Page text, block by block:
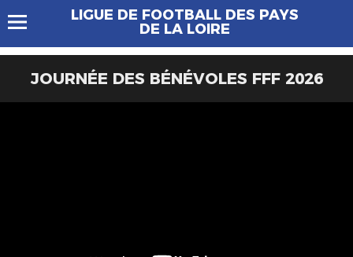
LIGUE DE FOOTBALL DES PAYS
DE LA LOIRE
JOURNÉE DES BÉNÉVOLES FFF 2026